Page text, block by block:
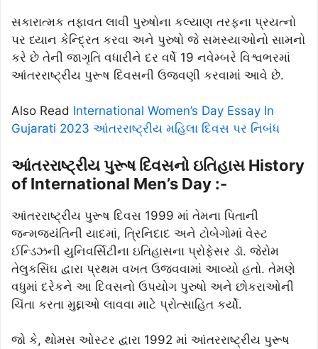
સકારાત્મક તફાવત લાવી પુરુષોના કલ્યાણ તરફના પ્રયત્નો
પર ધ્યાન કેન્દ્રિત કરવા અને પુરુષો જે સમસ્યાઓનો સામનો
કરે છે તેની જાગૃતિ વધારીને દર વર્ષે 19 નવેમ્બરે વિશ્વભરમાં
આંતરરાષ્ટ્રીય પુરૂષ દિવસની ઉજવણી કરવામાં આવે છે.
Also Read International Women’s Day Essay In
Gujarati 2023 આંતરરાષ્ટ્રીય મહિલા દિવસ પર નિબંધ
આંતરરાષ્ટ્રીય પુરૂષ દિવસનો ઇતિહાસ History
of International Men’s Day :-
આંતરરાષ્ટ્રીય પુરૂષ દિવસ 1999 માં તેમના પિતાની
જન્મજયંતિની યાદમાં, ત્રિનિદાદ અને ટોબેગોમાં વેસ્ટ
ઈન્ડિઝની યુનિવર્સિટીના ઇતિહાસના પ્રોફેસર ડૉ. જેરોમ
તેલુકસિંઘ દ્વારા પ્રથમ વખત ઉજવવામાં આવ્યો હતો. તેમણે
વધુમાં દરેકને આ દિવસનો ઉપયોગ પુરુષો અને છોકરાઓની
ચિંતા કરતા મુદ્દાઓ લાવવા માટે પ્રોત્સાહિત કર્યો.
જો કે, થોમસ ઓસ્ટર દ્વારા 1992 માં આંતરરાષ્ટ્રીય પુરૂષ